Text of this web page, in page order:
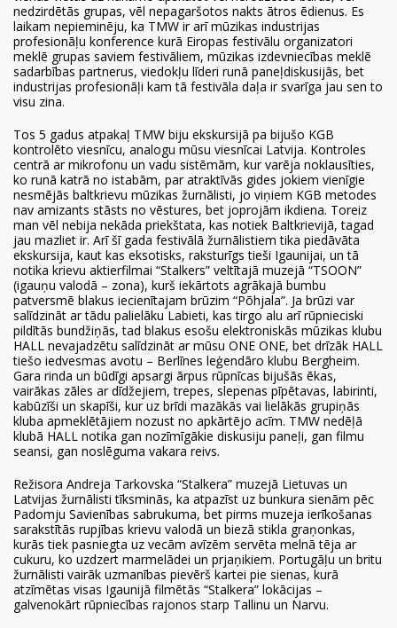
nedzirdētās grupas, vēl nepagaršotos nakts ātros ēdienus. Es
laikam nepieminēju, ka TMW ir arī mūzikas industrijas
profesionāļu konference kurā Eiropas festivālu organizatori
meklē grupas saviem festivāliem, mūzikas izdevniecības meklē
sadarbības partnerus, viedokļu līderi runā paneļdiskusijās, bet
industrijas profesionāļi kam tā festivāla daļa ir svarīga jau sen to
visu zina.
Tos 5 gadus atpakaļ TMW biju ekskursijā pa bijušo KGB
kontrolēto viesnīcu, analogu mūsu viesnīcai Latvija. Kontroles
centrā ar mikrofonu un vadu sistēmām, kur varēja noklausīties,
ko runā katrā no istabām, par atraktīvās gides jokiem vienīgie
nesmējās baltkrievu mūzikas žurnālisti, jo viņiem KGB metodes
nav amizants stāsts no vēstures, bet joprojām ikdiena. Toreiz
man vēl nebija nekāda priekštata, kas notiek Baltkrievijā, tagad
jau mazliet ir. Arī šī gada festivālā žurnālistiem tika piedāvāta
ekskursija, kaut kas eksotisks, raksturīgs tieši Igaunijai, un tā
notika krievu aktierfilmai “Stalkers” veltītajā muzejā “TSOON”
(igauņu valodā – zona), kurš iekārtots agrākajā bumbu
patversmē blakus iecienītajam brūzim “Põhjala”. Ja brūzi var
salīdzināt ar tādu palielāku Labieti, kas tirgo alu arī rūpnieciski
pildītās bundžiņās, tad blakus esošu elektroniskās mūzikas klubu
HALL nevajadzētu salīdzināt ar mūsu ONE ONE, bet drīzāk HALL
tiešo iedvesmas avotu – Berlīnes leģendāro klubu Bergheim.
Gara rinda un būdīgi apsargi ārpus rūpnīcas bijušās ēkas,
vairākas zāles ar dīdžejiem, trepes, slepenas pīpētavas, labirinti,
kabūzīši un skapīši, kur uz brīdi mazākās vai lielākās grupiņās
kluba apmeklētājiem nozust no apkārtējo acīm. TMW nedēļā
klubā HALL notika gan nozīmīgākie diskusiju paneļi, gan filmu
seansi, gan noslēguma vakara reivs.
Režisora Andreja Tarkovska “Stalkera” muzejā Lietuvas un
Latvijas žurnālisti tīksminās, ka atpazīst uz bunkura sienām pēc
Padomju Savienības sabrukuma, bet pirms muzeja ierīkošanas
sarakstītās rupjības krievu valodā un biezā stikla graņonkas,
kurās tiek pasniegta uz vecām avīzēm servēta melnā tēja ar
cukuru, ko uzdzert marmelādei un prjaņikiem. Portugāļu un britu
žurnālisti vairāk uzmanības pievērš kartei pie sienas, kurā
atzīmētas visas Igaunijā filmētās “Stalkera” lokācijas –
galvenokārt rūpniecības rajonos starp Tallinu un Narvu.